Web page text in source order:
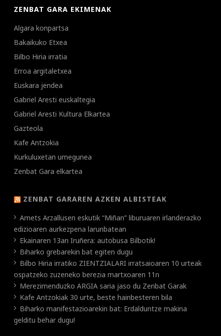
ZENBAT GARA EKIMENAK
Algara konpartsa
Bakaikuko Etxea
Bilbo Hiria irratia
Erroa argitaletxea
Euskara jendea
Gabriel Aresti euskaltegia
Gabriel Aresti Kultura Elkartea
Gazteola
Kafe Antzokia
Kurkuluxetan umegunea
Zenbat Gara elkartea
ZENBAT GARAREN AZKEN ALBISTEAK
Amets Arzallusen eskutik “Miñan” liburuaren irlanderazko
edizioaren aurkezpena larunbatean
Ekainaren 13an Iruñera: autobusa Bilbotik!
Biharko grebarekin bat egiten dugu
Bilbo Hiria irratiko ZIENTZIALARI irratsaioaren 10 urteak
ospatzeko zuzeneko berezia martxoaren 11n
Merezimenduzko ARGIA saria jaso du Zenbat Garak
Kafe Antzokiak 30 urte, beste hainbesteren bila
Biharko manifestazioarekin bat: Erdalduntze makina
gelditu behar dugu!